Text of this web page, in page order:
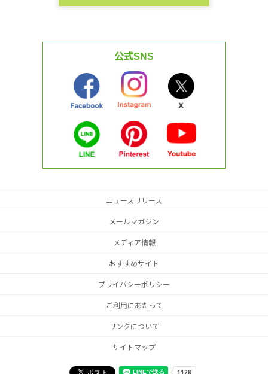
公式SNS
ニュースリリース
メールマガジン
メディア情報
おすすめサイト
プライバシーポリシー
ご利用にあたって
リンクについて
サイトマップ